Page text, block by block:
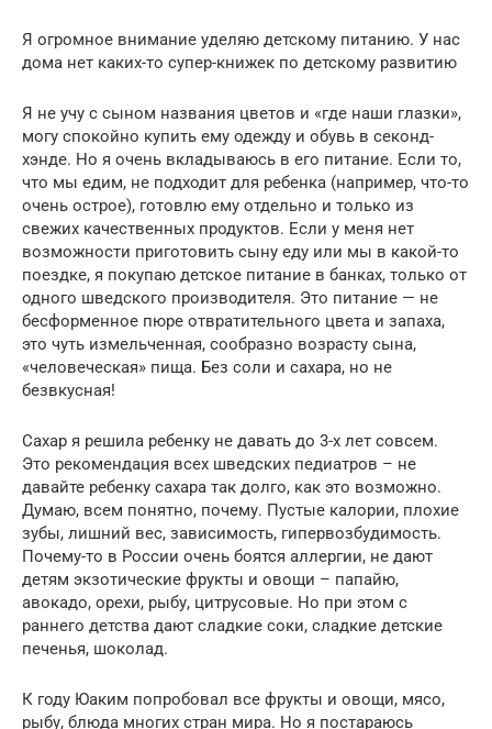
Я огромное внимание уделяю детскому питанию. У нас
дома нет каких-то супер-книжек по детскому развитию
Я не учу с сыном названия цветов и «где наши глазки»,
могу спокойно купить ему одежду и обувь в секонд-
хэнде. Но я очень вкладываюсь в его питание. Если то,
что мы едим, не подходит для ребенка (например, что-то
очень острое), готовлю ему отдельно и только из
свежих качественных продуктов. Если у меня нет
возможности приготовить сыну еду или мы в какой-то
поездке, я покупаю детское питание в банках, только от
одного шведского производителя. Это питание — не
бесформенное пюре отвратительного цвета и запаха,
это чуть измельченная, сообразно возрасту сына,
«человеческая» пища. Без соли и сахара, но не
безвкусная!
Сахар я решила ребенку не давать до 3-х лет совсем.
Это рекомендация всех шведских педиатров – не
давайте ребенку сахара так долго, как это возможно.
Думаю, всем понятно, почему. Пустые калории, плохие
зубы, лишний вес, зависимость, гипервозбудимость.
Почему-то в России очень боятся аллергии, не дают
детям экзотические фрукты и овощи – папайю,
авокадо, орехи, рыбу, цитрусовые. Но при этом с
раннего детства дают сладкие соки, сладкие детские
печенья, шоколад.
К году Юаким попробовал все фрукты и овощи, мясо,
рыбу, блюда многих стран мира. Но я постараюсь